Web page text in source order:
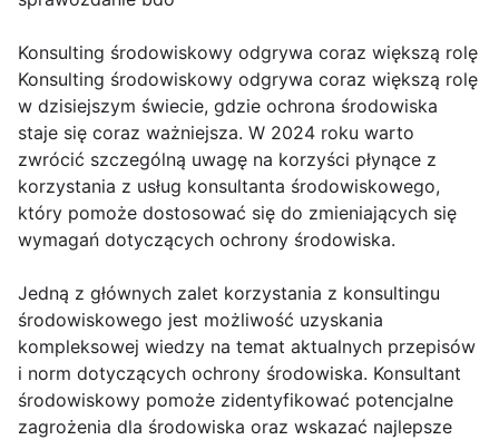
Konsulting środowiskowy odgrywa coraz większą rolę
Konsulting środowiskowy odgrywa coraz większą rolę
w dzisiejszym świecie, gdzie ochrona środowiska
staje się coraz ważniejsza. W 2024 roku warto
zwrócić szczególną uwagę na korzyści płynące z
korzystania z usług konsultanta środowiskowego,
który pomoże dostosować się do zmieniających się
wymagań dotyczących ochrony środowiska.
Jedną z głównych zalet korzystania z konsultingu
środowiskowego jest możliwość uzyskania
kompleksowej wiedzy na temat aktualnych przepisów
i norm dotyczących ochrony środowiska. Konsultant
środowiskowy pomoże zidentyfikować potencjalne
zagrożenia dla środowiska oraz wskazać najlepsze